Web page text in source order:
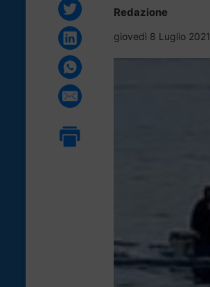
Redazione
giovedì 8 Luglio 2021